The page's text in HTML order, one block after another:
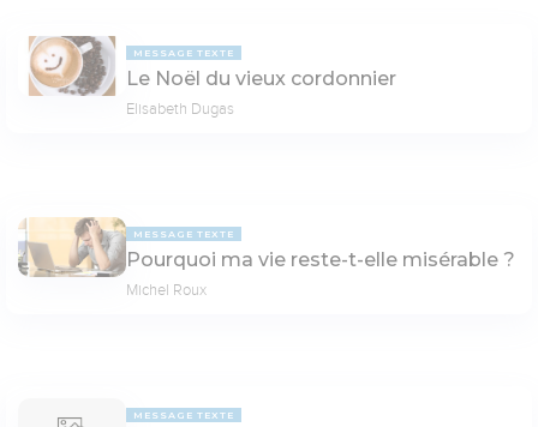
MESSAGE TEXTE
Le Noël du vieux cordonnier
Elisabeth Dugas
MESSAGE TEXTE
Pourquoi ma vie reste-t-elle misérable ?
Michel Roux
MESSAGE TEXTE